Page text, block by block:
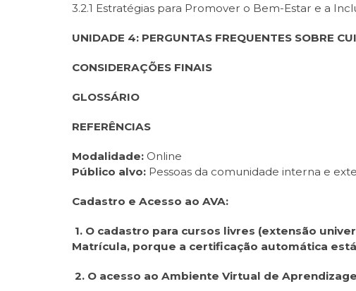
3.2.1 Estratégias para Promover o Bem-Estar e a
UNIDADE 4: PERGUNTAS FREQUENTES SOBRE
CONSIDERAÇÕES FINAIS
GLOSSÁRIO
REFERÊNCIAS
Modalidade: Online
Público alvo: Pessoas da comunidade interna e
Cadastro e Acesso ao AVA:
1. O cadastro para cursos livres (extensão
Matrícula, porque a certificação automática está
2. O acesso ao Ambiente Virtual de